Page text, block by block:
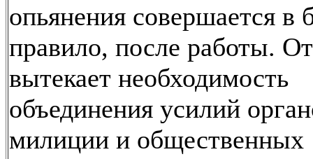
опьянения совершается в
правило, после работы.
вытекает необходимость
объединения усилий
милиции и общественных